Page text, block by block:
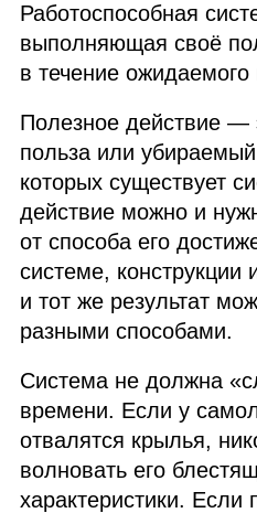
Работоспособная
выполняющая своё
в течение
Полезное действие —
польза или
которых существует
действие можно и
от способа его
системе,
и тот же результат
разными способами.
Система не должна
времени. Если у
отвалятся крылья,
волновать его
характеристики. Если